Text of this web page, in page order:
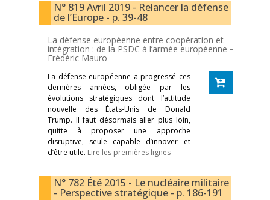
N° 819 Avril 2019 - Relancer la défense
de l’Europe - p. 39-48
La défense européenne entre coopération et
intégration : de la PSDC à l’armée européenne -
Frédéric Mauro
La défense européenne a progressé ces
dernières années, obligée par les
évolutions stratégiques dont l’attitude
nouvelle des États-Unis de Donald
Trump. Il faut désormais aller plus loin,
quitte à proposer une approche
disruptive, seule capable d’innover et
d’être utile. Lire les premières lignes
N° 782 Été 2015 - Le nucléaire militaire
- Perspective stratégique - p. 186-191